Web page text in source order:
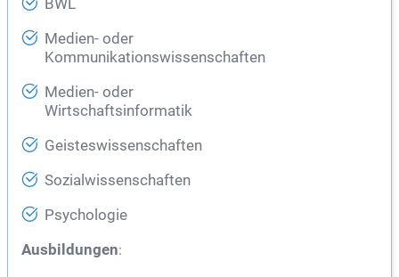
BWL
Medien- oder
Kommunikationswissenschaften
Medien- oder
Wirtschaftsinformatik
Geisteswissenschaften
Sozialwissenschaften
Psychologie
Ausbildungen: